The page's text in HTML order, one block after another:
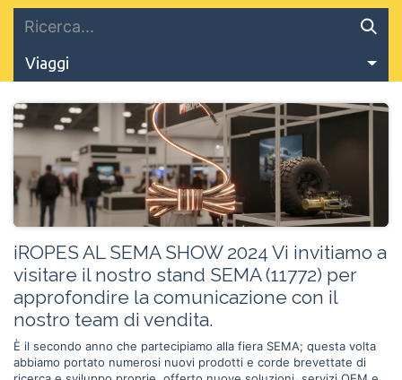
Viaggi
iROPES AL SEMA SHOW 2024 Vi invitiamo a
visitare il nostro stand SEMA (11772) per
approfondire la comunicazione con il
nostro team di vendita.
È il secondo anno che partecipiamo alla fiera SEMA; questa volta
abbiamo portato numerosi nuovi prodotti e corde brevettate di